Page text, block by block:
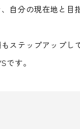
自分の現在地と目
ステップアップし
です。